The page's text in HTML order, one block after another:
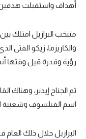
أهداف واستقبلت
منتخب البرازيل امتلك
والكاريزما، زيكو الفتى
رؤية وقدرة قيل وقتها
ثم الجناح إيدير، وهناك
اسم الفيلسوف وشعبية
البرازيل خلال ذلك